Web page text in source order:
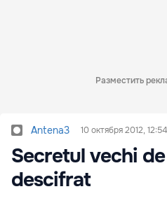
Разместить
Antena3 10 октября 2012, 12:54
Secretul vechi
descifrat